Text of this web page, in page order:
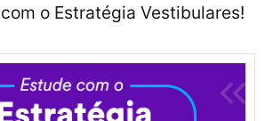
o Estratégia Vestibulares!